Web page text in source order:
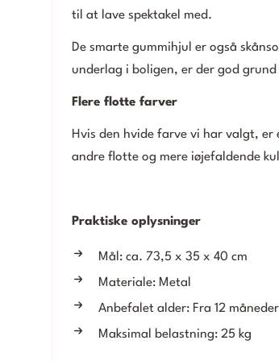
til at lave spektakel med.
De smarte gummihjul er også
underlag i boligen, er der god
Flere flotte farver
Hvis den hvide farve vi har valgt,
andre flotte og mere iøjefaldende
Praktiske oplysninger
Mål: ca. 73,5 x 35 x 40 cm
Materiale: Metal
Anbefalet alder: Fra 12 måneder
Maksimal belastning: 25 kg